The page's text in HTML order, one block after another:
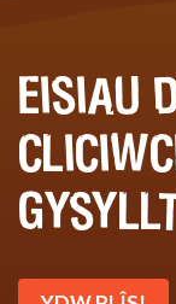
EISIAU